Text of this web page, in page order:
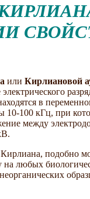
или Кирлиановой
в
10-100 кГц, при
между
подобно
на любых